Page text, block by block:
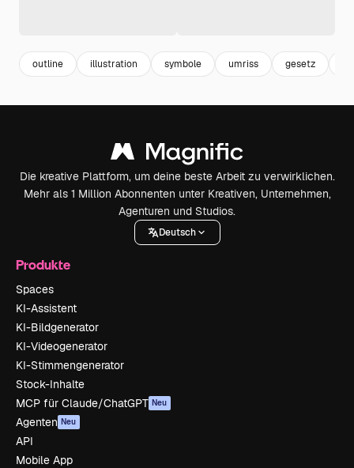
outline illustration symbole umriss gesetz
Die kreative Plattform, um deine beste Arbeit zu verwirklichen.
Mehr als 1 Million Abonnenten unter Kreativen, Unternehmen,
Agenturen und Studios.
Deutsch
Produkte
Spaces
KI-Assistent
KI-Bildgenerator
KI-Videogenerator
KI-Stimmengenerator
Stock-Inhalte
MCP für Claude/ChatGPT Neu
Agenten Neu
API
Mobile App